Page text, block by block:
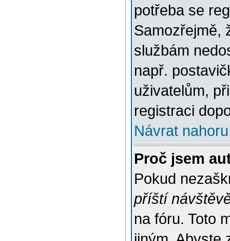
potřeba se
Samozřejmě,
službám
např.
uživatelům,
registraci
Návrat nahoru
Proč jsem
Pokud
příští
na fóru. Toto